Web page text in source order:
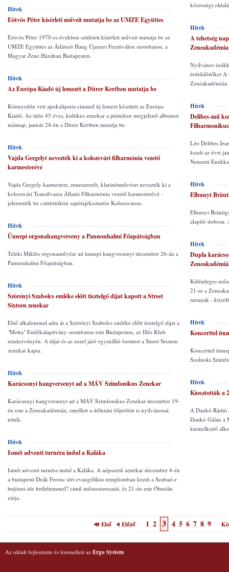
Hírek
Eötvös Péter kísérleti műveit mutatja be az UMZE Együttes
Eötvös Péter 1970-es években született kísérleti műveit mutatja be az
UMZE Együttes az Átlátszó Hang Újzenei Fesztiválon szombaton, a
Magyar Zene Házában Budapesten.
Hírek
Az Európa Kiadó új lemezét a Dürer Kertben mutatja be
Könnyedén vett apokalipszis címmel új lemezt készített az Európa
Kiadó. Az idén 45 éves, kultikus zenekar a pénteken megjelenő albumot
másnap, január 24-én a Dürer Kertben mutatja be.
Hírek
Vajda Gergelyt nevezték ki a kolozsvári filharmónia vezető
karmesterévé
Vajda Gergely karmestert, zeneszerzőt, klarinétművészt nevezték ki a
kolozsvári Transilvania Állami Filharmónia vezető karmesterévé -
jelentették be csütörtökön sajtótájékoztatón Kolozsváron.
Hírek
Ünnepi orgonahangverseny a Pannonhalmi Főapátságban
Teleki Miklós orgonaművész ad ünnepi hangversenyt december 26-án a
Pannonhalmi Főapátságban.
Hírek
Szörényi Szabolcs emléke előtt tisztelgő díjat kapott a Street
Sixteen zenekar
Első alkalommal adta át a Szörényi Szabolcs emléke előtt tisztelgő díjat a
"Moha" Emlékalapítvány szombaton este Budapesten, az Illés Klub
rendezvényén. A díjat és az ezzel járó egymillió forintot a Street Sixteen
zenekar kapta.
Hírek
Karácsonyi hangversenyt ad a MÁV Szimfonikus Zenekar
Karácsonyi hangversenyt ad a MÁV Szimfonikus Zenekar december 19-
én este a Zeneakadémián, emellett a délutáni főpróbát is nyilvánossá
tették.
Hírek
Ismét adventi turnéra indul a Kaláka
Ismét adventi turnéra indul a Kaláka. A népszerű zenekar december 4-én
a budapesti Deák Ferenc téri evangélikus templomban kezdi a Szabad-e
bejönni ide betlehemmel? című műsorsorozatát, és 21-én este Óbudán
zárja.
közösségi
Hírek
A tehetség
Zeneakadémia
Nyilvános
érdeklődőket A
Zeneakadémián.
Hírek
Delibes-mű
Léo Delibes
kezdi az évet
Nemzeti
Hírek
Elhunyt
Elhunyt
alapító dobosa.
Hírek
Dupla
Különleges
21-re a
tartanak -
Hírek
Koncerttel
Koncerttel
Szolnoki
Hírek
Kiosztották a
A Dankó Rádió
Dankó Gálán a
kiemelkedő
Első Előző 1 2 3 4 5 6 7 8 9
Az oldalt fejlesztette és üzemelteti az Ergo System